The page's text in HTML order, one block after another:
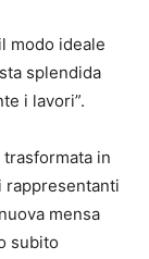
modo ideale
splendida
i lavori”.
in
rappresentanti
mensa
subito